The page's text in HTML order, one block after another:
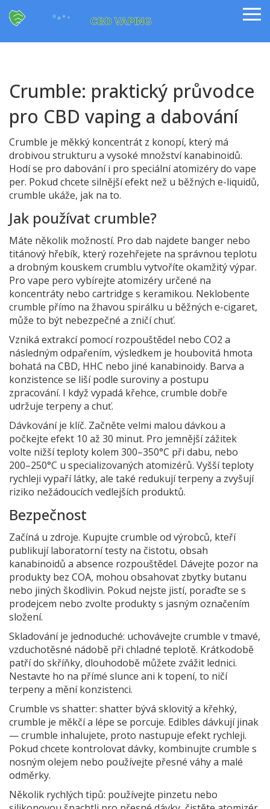
Crumble: praktický průvodce
pro CBD vaping a dabování
Crumble je měkký koncentrát z konopí, který má
drobivou strukturu a vysoké množství kanabinoidů.
Hodí se pro dabování i pro speciální atomizéry do vape
per. Pokud chcete silnější efekt než u běžných e-liquidů,
crumble ukáže, jak na to.
Jak používat crumble?
Máte několik možností. Pro dab najdete banger nebo
titánový hřebík, který rozehřejete na správnou teplotu
a drobným kouskem crumblu vytvoříte okamžitý výpar.
Pro vape pero vybírejte atomizéry určené na
koncentráty nebo cartridge s keramikou. Neklobente
crumble přímo na žhavou spirálku u běžných e-cigaret,
může to být nebezpečné a zničí chuť.
Vzniká extrakcí pomocí rozpouštědel nebo CO2 a
následným odpařením, výsledkem je houbovitá hmota
bohatá na CBD, HHC nebo jiné kanabinoidy. Barva a
konzistence se liší podle suroviny a postupu
zpracování. I když vypadá křehce, crumble dobře
udržuje terpeny a chuť.
Dávkování je klíč. Začněte velmi malou dávkou a
počkejte efekt 10 až 30 minut. Pro jemnější zážitek
volte nižší teploty kolem 300–350°C při dabu, nebo
200–250°C u specializovaných atomizérů. Vyšší teploty
rychleji vypaří látky, ale také redukují terpeny a zvyšují
riziko nežádoucích vedlejších produktů.
Bezpečnost
Začíná u zdroje. Kupujte crumble od výrobců, kteří
publikují laboratorní testy na čistotu, obsah
kanabinoidů a absence rozpouštědel. Dávejte pozor na
produkty bez COA, mohou obsahovat zbytky butanu
nebo jiných škodlivin. Pokud nejste jistí, poraďte se s
prodejcem nebo zvolte produkty s jasným označením
složení.
Skladování je jednoduché: uchovávejte crumble v tmavé,
vzduchotěsné nádobě při chladné teplotě. Krátkodobě
patří do skříňky, dlouhodobě můžete zvážit lednici.
Nestavte ho na přímé slunce ani k topení, to ničí
terpeny a mění konzistenci.
Crumble vs shatter: shatter bývá sklovitý a křehký,
crumble je měkčí a lépe se porcuje. Edibles dávkují jinak
— crumble inhalujete, proto nastupuje efekt rychleji.
Pokud chcete kontrolovat dávky, kombinujte crumble s
nosným olejem nebo používejte přesné váhy a malé
odměrky.
Několik rychlých tipů: používejte pinzetu nebo